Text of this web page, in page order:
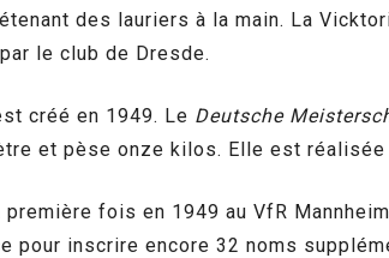
des lauriers à la main. La
le club de Dresde.
créé en 1949. Le Deutsche
et pèse onze kilos. Elle est
fois en 1949 au VfR
pour inscrire encore 32 noms